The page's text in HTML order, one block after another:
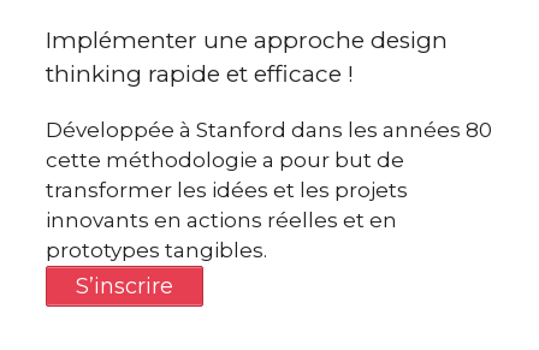
Implémenter une approche design
thinking rapide et efficace !
Développée à Stanford dans les années 80
cette méthodologie a pour but de
transformer les idées et les projets
innovants en actions réelles et en
prototypes tangibles.
S’inscrire